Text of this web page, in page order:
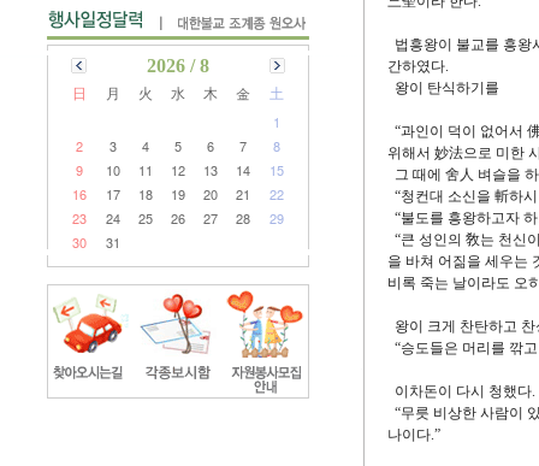
2026 / 8
日 月 火 水 木 金 土
1
2
3 4 5 6 7
8
9
10 11 12 13 14
15
16
17 18 19 20 21
22
23
24 25 26 27 28
29
30
31
법흥왕이 불교를 흥왕
간하였다.
왕이 탄식하기를
“과인이 덕이 없어서
위해서 妙法으로 미한
그 때에 舍人 벼슬을
“청컨대 소신을 斬하
“불도를 흥왕하고자
“큰 성인의 敎는 천신
을 바쳐 어짊을 세우는
비록 죽는 날이라도 오
왕이 크게 찬탄하고
“승도들은 머리를 깎
이차돈이 다시 청했다.
“무릇 비상한 사람이
나이다.”